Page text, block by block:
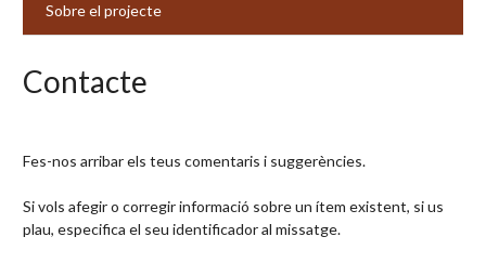
Sobre el projecte
Contacte
Fes-nos arribar els teus comentaris i suggerències.
Si vols afegir o corregir informació sobre un ítem existent, si us
plau, especifica el seu identificador al missatge.